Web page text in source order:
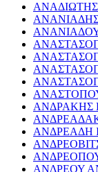
ΑΝΔΡΑΚΗΣ
ΑΝΔΡΕΑΔΗ
ΑΝΔΡΕΟΥ